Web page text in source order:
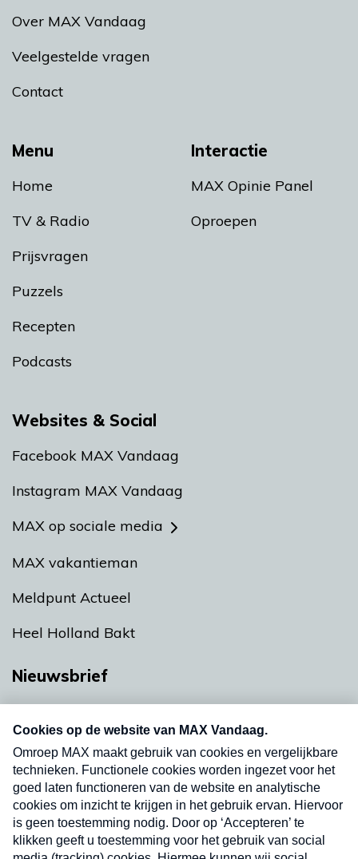
Menu
Home
TV & Radio
Prijsvragen
Puzzels
Recepten
Podcasts
Interactie
MAX Opinie Panel
Oproepen
Over MAX Vandaag
Veelgestelde vragen
Contact
Websites & Social
Facebook MAX Vandaag
Instagram MAX Vandaag
MAX op sociale media
MAX vakantieman
Meldpunt Actueel
Heel Holland Bakt
Nieuwsbrief
nieuwsbrief. Elke vrijdag- en dinsdagochtend in
uw mailbox.
Verzend